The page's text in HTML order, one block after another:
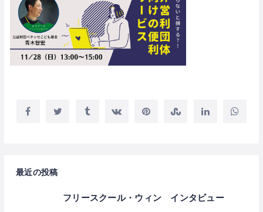
最近の投稿
フリースクール・ウィン インタビュー